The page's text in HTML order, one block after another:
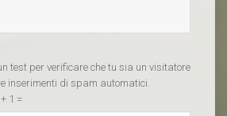
test per verificare che tu sia un visitatore
umano e per impedire inserimenti di spam automatici.
1 =